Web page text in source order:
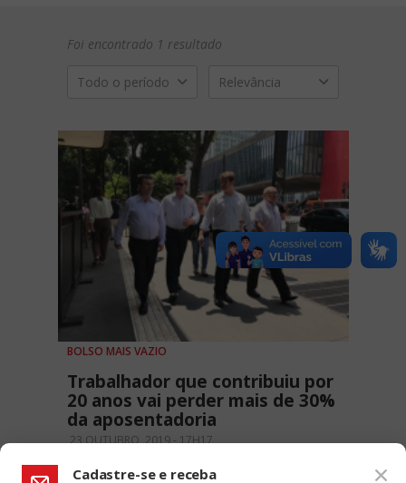
Foi encontrado 1 resultado
Todo o período Relevância
BOLSO MAIS VAZIO
Trabalhador que contribuiu por
20 anos vai perder mais de 30%
da aposentadoria
23 OUTUBRO, 2019 - 17H17
Cadastre-se e receba